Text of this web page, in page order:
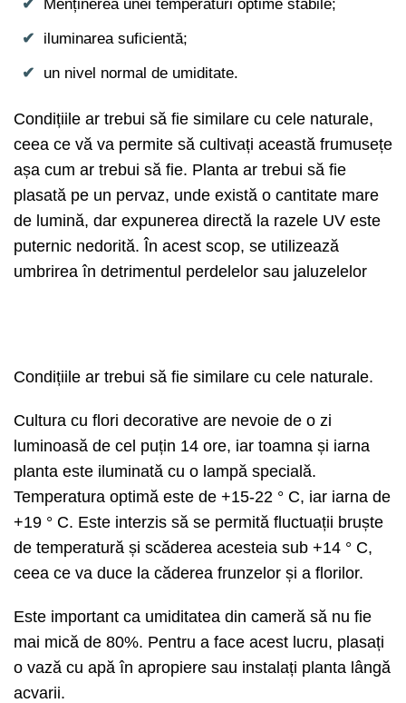
Menținerea unei temperaturi optime stabile;
iluminarea suficientă;
un nivel normal de umiditate.
Condițiile ar trebui să fie similare cu cele naturale,
ceea ce vă va permite să cultivați această frumusețe
așa cum ar trebui să fie. Planta ar trebui să fie
plasată pe un pervaz, unde există o cantitate mare
de lumină, dar expunerea directă la razele UV este
puternic nedorită. În acest scop, se utilizează
umbrirea în detrimentul perdelelor sau jaluzelelor
Condițiile ar trebui să fie similare cu cele naturale.
Cultura cu flori decorative are nevoie de o zi
luminoasă de cel puțin 14 ore, iar toamna și iarna
planta este iluminată cu o lampă specială.
Temperatura optimă este de +15-22 ° C, iar iarna de
+19 ° C. Este interzis să se permită fluctuații bruște
de temperatură și scăderea acesteia sub +14 ° C,
ceea ce va duce la căderea frunzelor și a florilor.
Este important ca umiditatea din cameră să nu fie
mai mică de 80%. Pentru a face acest lucru, plasați
o vază cu apă în apropiere sau instalați planta lângă
acvarii.